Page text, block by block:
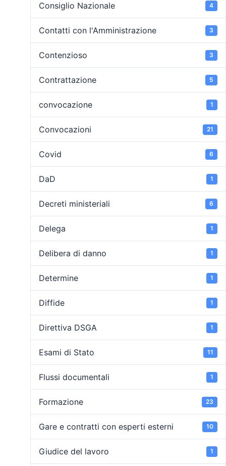
Consiglio Nazionale 4
Contatti con l'Amministrazione 3
Contenzioso 3
Contrattazione 5
convocazione 1
Convocazioni 21
Covid 6
DaD 1
Decreti ministeriali 6
Delega 1
Delibera di danno 1
Determine 1
Diffide 1
Direttiva DSGA 1
Esami di Stato 11
Flussi documentali 1
Formazione 23
Gare e contratti con esperti esterni 10
Giudice del lavoro 1